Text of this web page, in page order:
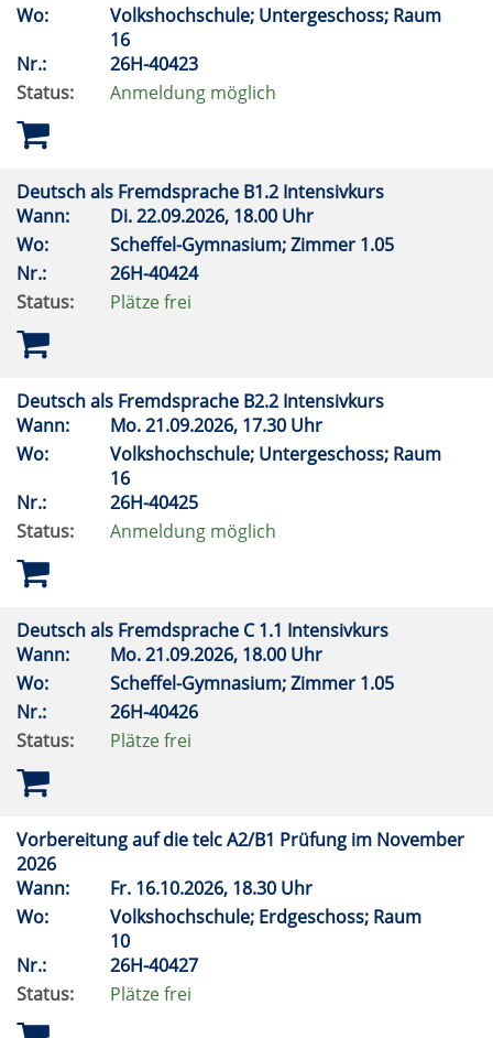
Wo:
Volkshochschule; Untergeschoss; Raum
16
Nr.:
26H-40423
Status:
Anmeldung möglich
Deutsch als Fremdsprache B1.2 Intensivkurs
Wann:
Di.22.09.2026, 18.00 Uhr
Wo:
Scheffel-Gymnasium; Zimmer 1.05
Nr.:
26H-40424
Status:
Plätze frei
Deutsch als Fremdsprache B2.2 Intensivkurs
Wann:
Mo.21.09.2026, 17.30 Uhr
Wo:
Volkshochschule; Untergeschoss; Raum
16
Nr.:
26H-40425
Status:
Anmeldung möglich
Deutsch als Fremdsprache C 1.1 Intensivkurs
Wann:
Mo.21.09.2026, 18.00 Uhr
Wo:
Scheffel-Gymnasium; Zimmer 1.05
Nr.:
26H-40426
Status:
Plätze frei
Vorbereitung auf die telc A2/B1 Prüfung im November
2026
Wann:
Fr. 16.10.2026, 18.30 Uhr
Wo:
Volkshochschule; Erdgeschoss; Raum
10
Nr.:
26H-40427
Status:
Plätze frei